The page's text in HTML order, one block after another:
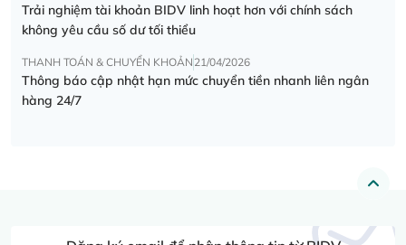
Trải nghiệm tài khoản BIDV linh hoạt hơn với chính sách
không yêu cầu số dư tối thiểu
THANH TOÁN & CHUYỂN KHOẢN 21/04/2026
Thông báo cập nhật hạn mức chuyển tiền nhanh liên ngân
hàng 24/7